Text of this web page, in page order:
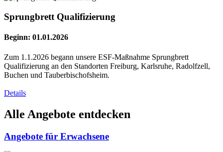
Sprungbrett Qualifizierung
Beginn: 01.01.2026
Zum 1.1.2026 begann unsere ESF-Maßnahme Sprungbrett
Qualifizierung an den Standorten Freiburg, Karlsruhe, Radolfzell,
Buchen und Tauberbischofsheim.
Details
Alle Angebote entdecken
Angebote für Erwachsene